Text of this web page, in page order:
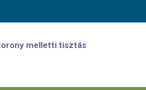
melletti tisztás